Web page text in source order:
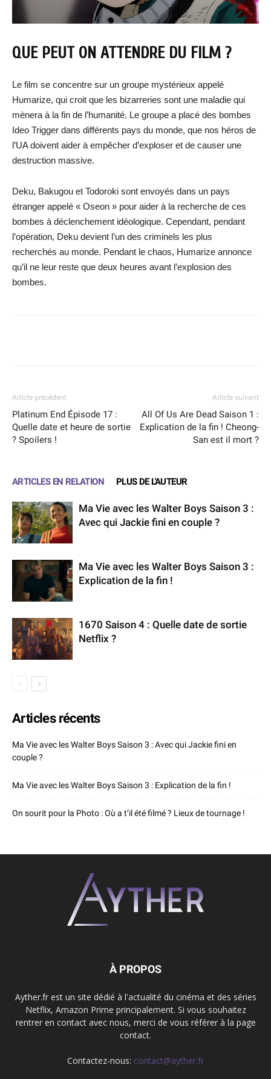
QUE PEUT ON ATTENDRE DU FILM ?
Le film se concentre sur un groupe mystérieux appelé
Humarize, qui croit que les bizarreries sont une maladie qui
mènera à la fin de l’humanité. Le groupe a placé des bombes
Ideo Trigger dans différents pays du monde, que nos héros de
l’UA doivent aider à empêcher d’exploser et de causer une
destruction massive.
Deku, Bakugou et Todoroki sont envoyés dans un pays
étranger appelé « Oseon » pour aider à la recherche de ces
bombes à déclenchement idéologique. Cependant, pendant
l’opération, Deku devient l’un des criminels les plus
recherchés au monde. Pendant le chaos, Humarize annonce
qu’il ne leur reste que deux heures avant l’explosion des
bombes.
Article précédent
Platinum End Épisode 17 :
Quelle date et heure de sortie
? Spoilers !
Article suivant
All Of Us Are Dead Saison 1 :
Explication de la fin ! Cheong-
San est il mort ?
ARTICLES EN RELATION PLUS DE L'AUTEUR
Ma Vie avec les Walter Boys Saison 3 :
Avec qui Jackie fini en couple ?
Ma Vie avec les Walter Boys Saison 3 :
Explication de la fin !
1670 Saison 4 : Quelle date de sortie
Netflix ?
Articles récents
Ma Vie avec les Walter Boys Saison 3 : Avec qui Jackie fini en
couple ?
Ma Vie avec les Walter Boys Saison 3 : Explication de la fin !
On sourit pour la Photo : Où a t’il été filmé ? Lieux de tournage !
À PROPOS
Ayther.fr est un site dédié à l'actualité du cinéma et des séries
Netflix, Amazon Prime principalement. Si vous souhaitez
rentrer en contact avec nous, merci de vous référer à la page
contact.
Contactez-nous: contact@ayther.fr